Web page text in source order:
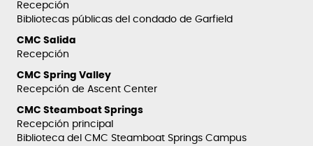
Recepción
Bibliotecas públicas del condado de Garfield
CMC Salida
Recepción
CMC Spring Valley
Recepción de Ascent Center
CMC Steamboat Springs
Recepción principal
Biblioteca del CMC Steamboat Springs Campus